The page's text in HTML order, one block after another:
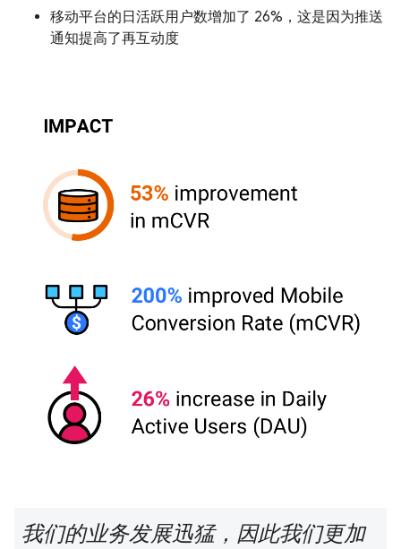
移动平台的日活跃用户数增加了 26%，这是因为推送
通知提高了再互动度
我们的业务发展迅猛，因此我们更加